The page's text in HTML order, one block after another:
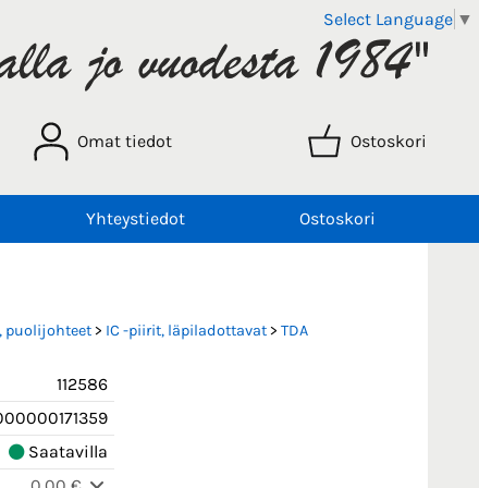
Select Language ▼
Omat tiedot Ostoskori
Yhteystiedot Ostoskori
puolijohteet> IC -piirit, läpiladottavat> TDA
112586
Saatavilla